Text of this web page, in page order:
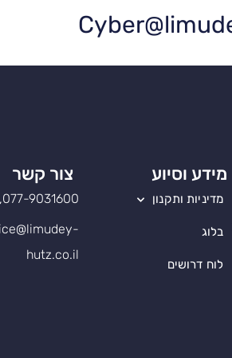
מידע וסיוע
מדיניות ותקנון
בלוג
לוח דרושים
צור קשר
077-9031600, שלוחה 1
hutz.co.il